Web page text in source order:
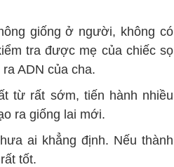
giống ở người, không có
tra được mẹ của chiếc sọ
ADN của cha.
từ rất sớm, tiến hành nhiều
ra giống lai mới.
ai khẳng định. Nếu thành
tốt.